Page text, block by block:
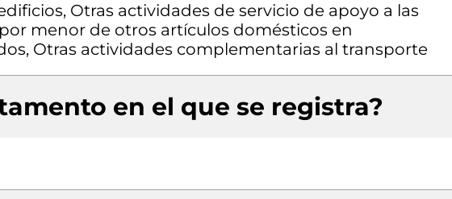
Otras actividades de servicio de apoyo a las
menor de otros artículos domésticos en
Otras actividades complementarias al transporte
en el que se registra?